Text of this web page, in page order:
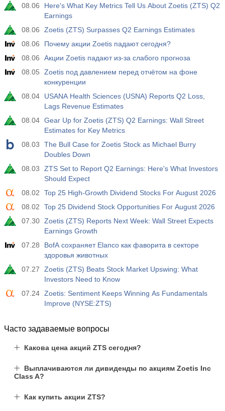
08.06
Here's What Key Metrics Tell Us About Zoetis (ZTS) Q2
Earnings
08.06
Zoetis (ZTS) Surpasses Q2 Earnings Estimates
08.06
Почему акции Zoetis падают сегодня?
08.06
Акции Zoetis падают из-за слабого прогноза
08.05
Zoetis под давлением перед отчётом на фоне
конкуренции
08.04
USANA Health Sciences (USNA) Reports Q2 Loss,
Lags Revenue Estimates
08.04 Gear Up for Zoetis (ZTS) Q2 Earnings: Wall Street
Estimates for Key Metrics
08.03
The Bull Case for Zoetis Stock as Michael Burry
Doubles Down
08.03
ZTS Set to Report Q2 Earnings: Here's What Investors
Should Expect
08.02
Top 25 High-Growth Dividend Stocks For August 2026
08.02
Top 25 Dividend Stock Opportunities For August 2026
07.30 Zoetis (ZTS) Reports Next Week: Wall Street Expects
Earnings Growth
07.28
BofA сохраняет Elanco как фаворита в секторе
здоровья животных
07.27
Zoetis (ZTS) Beats Stock Market Upswing: What
Investors Need to Know
07.24 Zoetis: Sentiment Keeps Winning As Fundamentals
Improve (NYSE:ZTS)
Часто задаваемые вопросы
Какова цена акций ZTS сегодня?
Выплачиваются ли дивиденды по акциям Zoetis Inc
Class A?
Как купить акции ZTS?